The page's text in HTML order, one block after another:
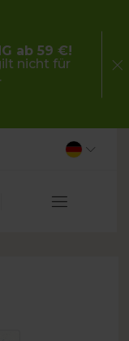
ab 59 €!
nicht für